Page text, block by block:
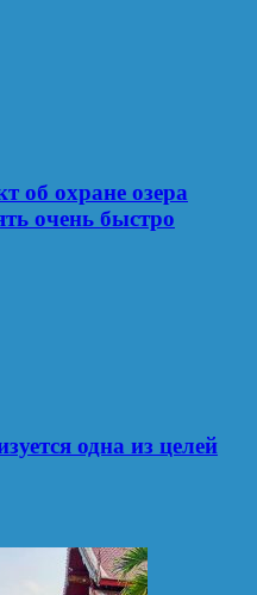
об охране озера
очень быстро
одна из целей